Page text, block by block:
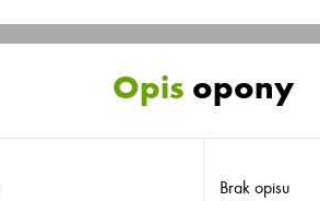
Opis opony
Brak opisu